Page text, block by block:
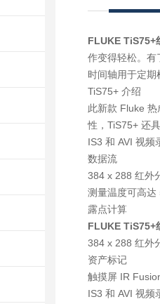
FLUKE TiS75+
作变得轻松。有
时间轴用于定
TiS75+ 介绍
此新款 Fluke
性，TiS75+ 还
IS3 和 AVI 视频
数据流
384 x 288 红外
测量温度可高达
露点计算
FLUKE TiS75+
384 x 288 红外
资产标记
触摸屏 IR
IS3 和 AVI 视频